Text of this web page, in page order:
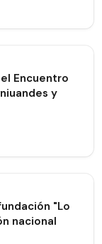
Encuentro
y
"Lo
nacional